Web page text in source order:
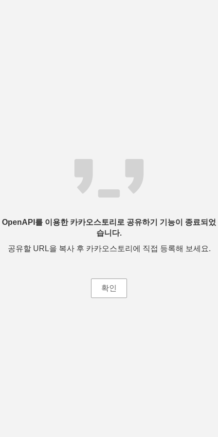
OpenAPI를 이용한 카카오스토리로 공유하기 기능이 종료되었
습니다.
공유할 URL을 복사 후 카카오스토리에 직접 등록해 보세요.
확인